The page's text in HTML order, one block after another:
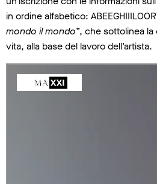
in ordine alfabetico:
mondo il mondo”, che sottolinea
vita, alla base del lavoro dell’artista.